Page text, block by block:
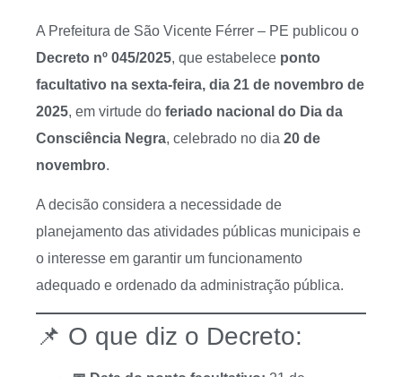
A Prefeitura de São Vicente Férrer – PE publicou o
Decreto nº 045/2025, que estabelece ponto
facultativo na sexta-feira, dia 21 de novembro de
2025, em virtude do feriado nacional do Dia da
Consciência Negra, celebrado no dia 20 de
novembro.
A decisão considera a necessidade de
planejamento das atividades públicas municipais e
o interesse em garantir um funcionamento
adequado e ordenado da administração pública.
📌 O que diz o Decreto: